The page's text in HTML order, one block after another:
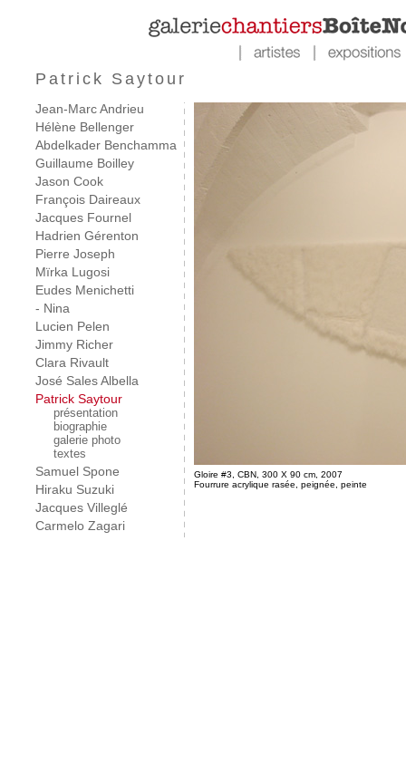
Patrick Saytour
Jean-Marc Andrieu
Hélène Bellenger
Abdelkader Benchamma
Guillaume Boilley
Jason Cook
François Daireaux
Jacques Fournel
Hadrien Gérenton
Pierre Joseph
Mïrka Lugosi
Eudes Menichetti
- Nina
Lucien Pelen
Jimmy Richer
Clara Rivault
José Sales Albella
Patrick Saytour
présentation
biographie
galerie photo
textes
Samuel Spone
Hiraku Suzuki
Jacques Villeglé
Carmelo Zagari
Gloire #3, CBN, 300 X 90 cm, 2007
Fourrure acrylique rasée, peignée, peinte